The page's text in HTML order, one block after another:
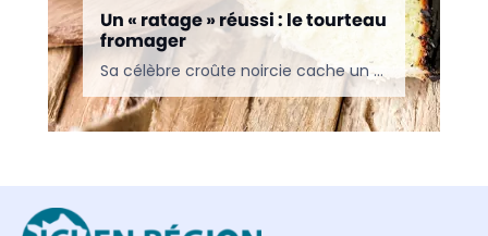
Un « ratage » réussi : le tourteau
fromager
Sa célèbre croûte noircie cache un cœur moelleux à souhait. Et dire que cette spécialité originaire des Deux-Sèvres doit son existence à une maladresse ! Depuis, le tourteau fromager s’est imposé…